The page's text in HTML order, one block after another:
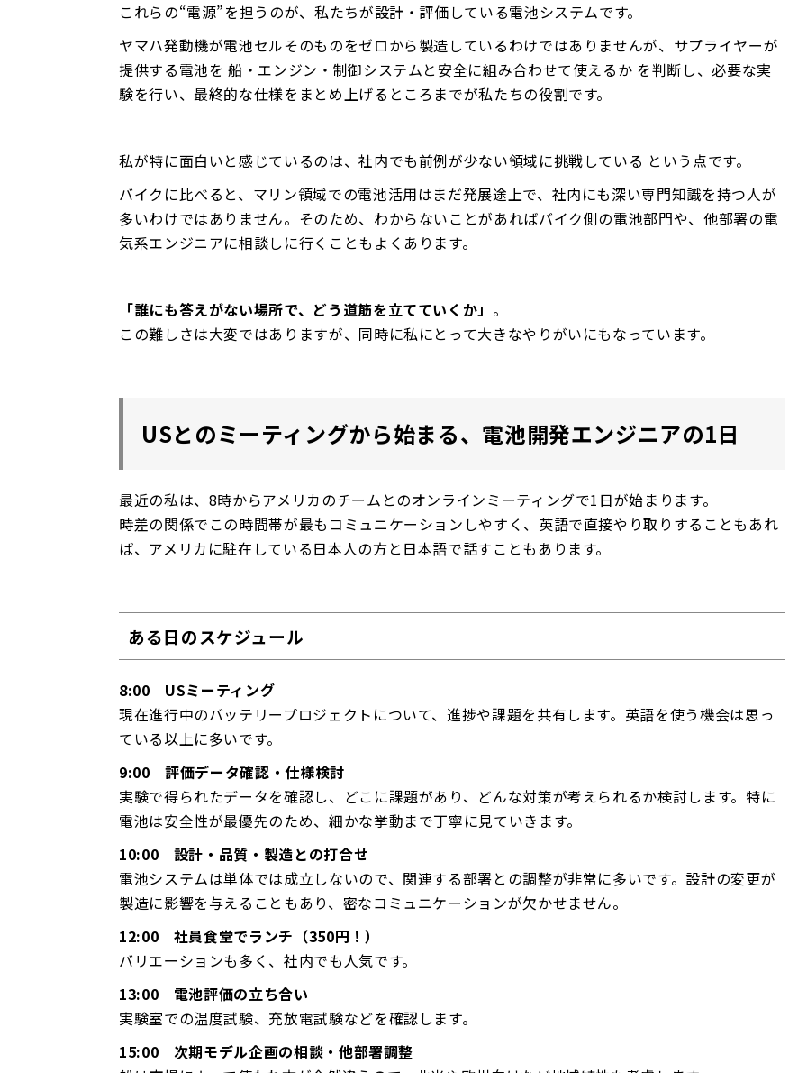
これらの“電源”を担うのが、私たちが設計・評価している電池システムです。
ヤマハ発動機が電池セルそのものをゼロから製造しているわけではありませんが、サプライヤーが
提供する電池を 船・エンジン・制御システムと安全に組み合わせて使えるか を判断し、必要な実
験を行い、最終的な仕様をまとめ上げるところまでが私たちの役割です。
私が特に面白いと感じているのは、社内でも前例が少ない領域に挑戦している という点です。
バイクに比べると、マリン領域での電池活用はまだ発展途上で、社内にも深い専門知識を持つ人が
多いわけではありません。そのため、わからないことがあればバイク側の電池部門や、他部署の電
気系エンジニアに相談しに行くこともよくあります。
「誰にも答えがない場所で、どう道筋を立てていくか」 。
この難しさは大変ではありますが、同時に私にとって大きなやりがいにもなっています。
USとのミーティングから始まる、電池開発エンジニアの1日
最近の私は、8時からアメリカのチームとのオンラインミーティングで1日が始まります。
時差の関係でこの時間帯が最もコミュニケーションしやすく、英語で直接やり取りすることもあれ
ば、アメリカに駐在している日本人の方と日本語で話すこともあります。
ある日のスケジュール
8:00 USミーティング
現在進行中のバッテリープロジェクトについて、進捗や課題を共有します。英語を使う機会は思っ
ている以上に多いです。
9:00 評価データ確認・仕様検討
実験で得られたデータを確認し、どこに課題があり、どんな対策が考えられるか検討します。特に
電池は安全性が最優先のため、細かな挙動まで丁寧に見ていきます。
10:00 設計・品質・製造との打合せ
電池システムは単体では成立しないので、関連する部署との調整が非常に多いです。設計の変更が
製造に影響を与えることもあり、密なコミュニケーションが欠かせません。
12:00 社員食堂でランチ（350円！）
バリエーションも多く、社内でも人気です。
13:00 電池評価の立ち合い
実験室での温度試験、充放電試験などを確認します。
15:00 次期モデル企画の相談・他部署調整